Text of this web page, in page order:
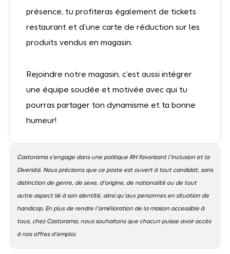
présence, tu profiteras également de tickets
restaurant et d’une carte de réduction sur les
produits vendus en magasin.
Rejoindre notre magasin, c’est aussi intégrer
une équipe soudée et motivée avec qui tu
pourras partager ton dynamisme et ta bonne
humeur!
Castorama s’engage dans une politique RH favorisant l’Inclusion et la
Diversité. Nous précisons que ce poste est ouvert à tout candidat, sans
distinction de genre, de sexe, d’origine, de nationalité ou de tout
autre aspect lié à son identité, ainsi qu’aux personnes en situation de
handicap. En plus de rendre l’amélioration de la maison accessible à
tous, chez Castorama, nous souhaitons que chacun puisse avoir accès
à nos offres d’emploi.